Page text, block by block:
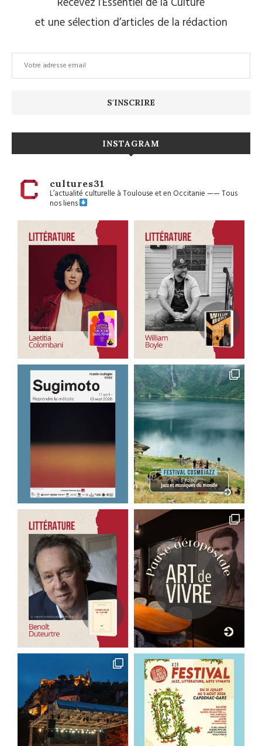
et une sélection d’articles de la rédaction
INSTAGRAM
cultures31
L’actualité culturelle à Toulouse et en Occitanie——Tous
nos liens